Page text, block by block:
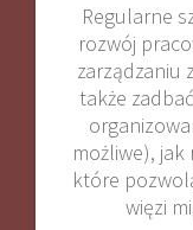
Regularne
rozwój
zarządzaniu
także
możliwe),
które
więzi